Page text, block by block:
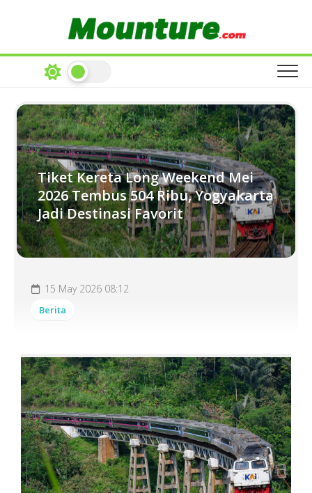
Tiket Kereta Long Weekend Mei
2026 Tembus 504 Ribu, Yogyakarta
Jadi Destinasi Favorit
15 May 2026 08:12
Berita